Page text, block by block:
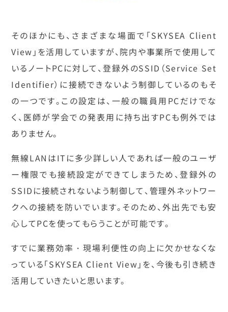
そのほかにも、さまざまな場面で「SKYSEA Client
View」を活用していますが、院内や事業所で使用して
いるノートPCに対して、登録外のSSID（Service Set
Identifier）に接続できないよう制御しているのもそ
の一つです。この設定は、一般の職員用PCだけでな
く、医師が学会での発表用に持ち出すPCも例外では
ありません。
無線LANはITに多少詳しい人であれば一般のユーザ
ー権限でも接続設定ができてしまうため、登録外の
SSIDに接続されないよう制御して、管理外ネットワー
クへの接続を防いでいます。そのため、外出先でも安
心してPCを使ってもらうことが可能です。
すでに業務効率・現場利便性の向上に欠かせなくな
っている「SKYSEA Client View」を、今後も引き続き
活用していきたいと思います。